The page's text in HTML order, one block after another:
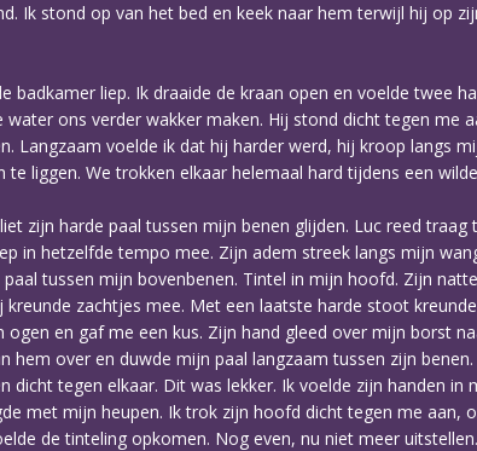
Ik stond op van het bed en keek naar hem terwijl hij op
liep. Ik draaide de kraan open en voelde twee
ons verder wakker maken. Hij stond dicht tegen me
Langzaam voelde ik dat hij harder werd, hij kroop langs
liggen. We trokken elkaar helemaal hard tijdens een
zijn harde paal tussen mijn benen glijden. Luc reed
in hetzelfde tempo mee. Zijn adem streek langs mijn
tussen mijn bovenbenen. Tintel in mijn hoofd. Zijn
zachtjes mee. Met een laatste harde stoot
en gaf me een kus. Zijn hand gleed over mijn borst
over en duwde mijn paal langzaam tussen zijn
tegen elkaar. Dit was lekker. Ik voelde zijn handen in
met mijn heupen. Ik trok zijn hoofd dicht tegen me aan,
de tinteling opkomen. Nog even, nu niet meer